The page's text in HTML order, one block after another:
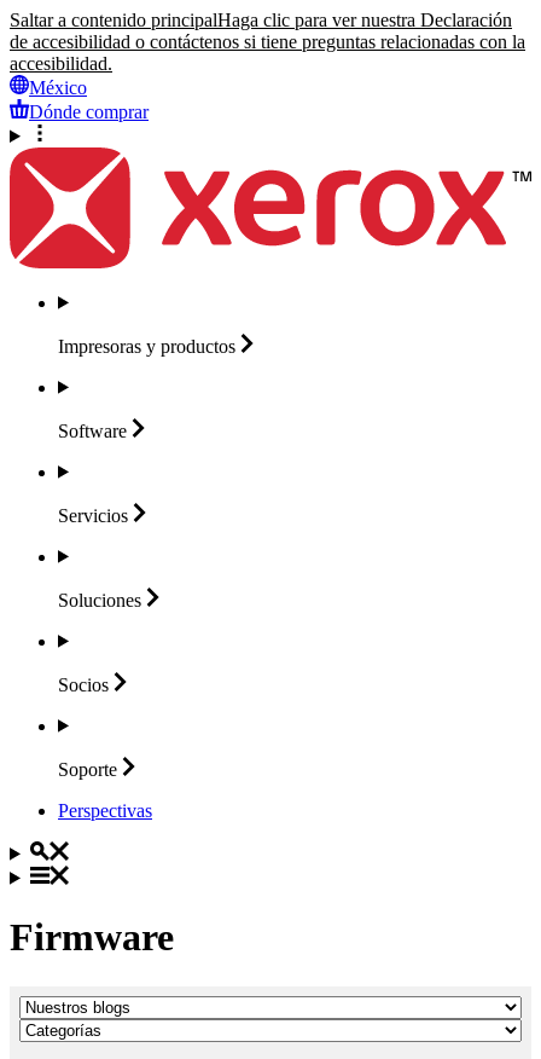
Saltar a contenido principalHaga clic para ver nuestra Declaración
de accesibilidad o contáctenos si tiene preguntas relacionadas con la
accesibilidad.
México
Dónde comprar
Impresoras y productos
Software
Servicios
Soluciones
Socios
Soporte
Perspectivas
Firmware